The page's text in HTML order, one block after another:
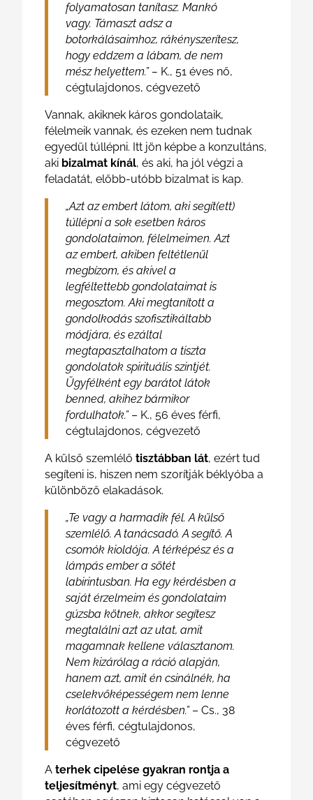
folyamatosan tanítasz. Mankó
vagy. Támaszt adsz a
botorkálásaimhoz, rákényszerítesz,
hogy eddzem a lábam, de nem
mész helyettem.” – K., 51 éves nő,
cégtulajdonos, cégvezető
Vannak, akiknek káros gondolataik,
félelmeik vannak, és ezeken nem tudnak
egyedül túllépni. Itt jön képbe a konzultáns,
aki bizalmat kínál, és aki, ha jól végzi a
feladatát, előbb-utóbb bizalmat is kap.
„Azt az embert látom, aki segít(ett)
túllépni a sok esetben káros
gondolataimon, félelmeimen. Azt
az embert, akiben feltétlenül
megbízom, és akivel a
legféltettebb gondolataimat is
megosztom. Aki megtanított a
gondolkodás szofisztikáltabb
módjára, és ezáltal
megtapasztalhatom a tiszta
gondolatok spirituális szintjét.
Ügyfélként egy barátot látok
benned, akihez bármikor
fordulhatok.” – K., 56 éves férfi,
cégtulajdonos, cégvezető
A külső szemlélő tisztábban lát, ezért tud
segíteni is, hiszen nem szorítják béklyóba a
különböző elakadások.
„Te vagy a harmadik fél. A külső
szemlélő. A tanácsadó. A segítő. A
csomók kioldója. A térképész és a
lámpás ember a sötét
labirintusban. Ha egy kérdésben a
saját érzelmeim és gondolataim
gúzsba kötnek, akkor segítesz
megtalálni azt az utat, amit
magamnak kellene választanom.
Nem kizárólag a ráció alapján,
hanem azt, amit én csinálnék, ha
cselekvőképességem nem lenne
korlátozott a kérdésben.” – Cs., 38
éves férfi, cégtulajdonos,
cégvezető
A terhek cipelése gyakran rontja a
teljesítményt, ami egy cégvezető